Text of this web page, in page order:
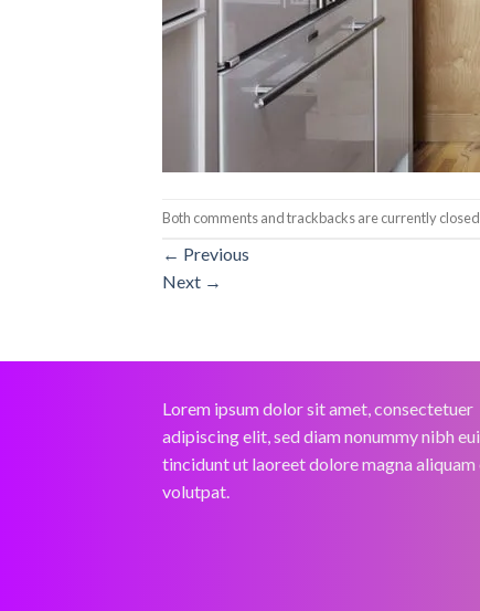
Both comments and trackbacks are currently
← Previous
Next →
Lorem ipsum dolor sit amet, consectetuer
adipiscing elit, sed diam nonummy nibh
tincidunt ut laoreet dolore magna aliquam
volutpat.